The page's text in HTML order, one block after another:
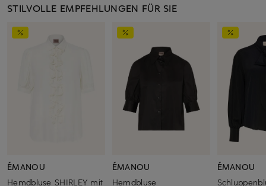
STILVOLLE EMPFEHLUNGEN FÜR SIE
ÉMANOU
Hemdbluse SHIRLEY mit
ÉMANOU
Hemdbluse
ÉMANOU